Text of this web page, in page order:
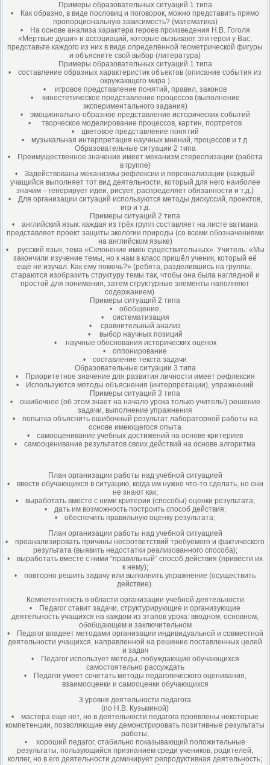
Примеры образовательных ситуаций 1 типа
• Как образно, в виде пословиц и поговорок, можно представить прямо
пропорциональную зависимость? (математика)
• На основе анализа характера героев произведения Н.В. Гоголя
«Мёртвые души» и ассоциаций, которые вызывают эти герои у Вас,
представьте каждого из них в виде определённой геометрической фигуры
и объясните свой выбор (литература)
Примеры образовательных ситуаций 1 типа
• составление образных характеристик объектов (описание события из
окружающего мира )
• игровое представление понятий, правил, законов
• кинестетическое представление процессов (выполнение
экспериментального задания)
• эмоционально-образное представление исторических событий
• творческое моделирование процессов, картин, портретов
• цветовое представление понятий
• музыкальная интерпретация научных мнений, процессов и т.д.
Образовательные ситуации 2 типа
• Преимущественное значение имеет механизм стереопизации (работа
в группе)
• Задействованы механизмы рефлексии и персонализации (каждый
учащийся выполняет тот вид деятельности, который для него наиболее
значим – генерирует идеи, рисует, распределяет обязанности и т.д.)
• Для организации ситуаций используются методы дискуссий, проектов,
игр и т.д.
Примеры ситуаций 2 типа
• английский язык: каждая из трёх групп составляет на листе ватмана
представляет проект защиты экологии природы (со всеми обозначениями
на английском языке)
• русский язык, тема «Склонение имён существительных». Учитель: «Мы
закончили изучение темы, но к нам в класс пришёл ученик, который её
ещё не изучал. Как ему помочь?» (ребята, разделившись на группы,
стараются изобразить структуру темы так, чтобы она была наглядной и
простой для понимания, затем структурные элементы наполняют
содержанием)
Примеры ситуаций 2 типа
• обобщение,
• систематизация
• сравнительный анализ
• выбор научных позиций
• научные обоснования исторических оценок
• оппонирование
• составление текста задачи
Образовательные ситуации 3 типа
• Приоритетное значение для развития личности имеет рефлексия
• Используются методы объяснения (интерпретации), упражнений
Примеры ситуаций 3 типа
• ошибочное (об этом знает на начало урока только учитель!) решение
задачи, выполнение упражнения
• попытка объяснить ошибочный результат лабораторной работы на
основе имеющегося опыта
• самооценивание учебных достижений на основе критериев
• самооценивание результатов своих действий на основе алгоритма
План организации работы над учебной ситуацией
• ввести обучающихся в ситуацию, когда им нужно что-то сделать, но они
не знают как;
• выработать вместе с ними критерии (способы) оценки результата;
• дать им возможность построить способ действия;
• обеспечить правильную оценку результата;
План организации работы над учебной ситуацией
• проанализировать причины несоответствий требуемого и фактического
результата (выявить недостатки реализованного способа);
• выработать вместе с ними “правильный” способ действия (привести их
к нему);
• повторно решить задачу или выполнить упражнение (осуществить
действие).
Компетентность в области организации учебной деятельности
• Педагог ставит задачи, структурирующие и организующие
деятельность учащихся на каждом из этапов урока: вводном, основном,
обобщающем и заключительном
• Педагог владеет методами организации индивидуальной и совместной
деятельности учащихся, направленной на решение поставленных целей
и задач
• Педагог использует методы, побуждающие обучающихся
самостоятельно рассуждать
• Педагог умеет сочетать методы педагогического оценивания,
взаимооценки и самооценки обучающихся
3 уровня деятельности педагога
(по Н.В. Кузьминой)
• мастера еще нет, но в деятельности педагога проявлены некоторые
компетенции, позволяющие ему демонстрировать позитивные результаты
работы;
• хороший педагог, стабильно показывающий положительные
результаты, пользующийся признанием среди учеников, родителей,
коллег, но в его деятельности доминирует репродуктивная деятельность;